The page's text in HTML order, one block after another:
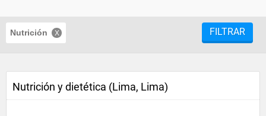
Nutrición FILTRAR
Nutrición y dietética (Lima, Lima)